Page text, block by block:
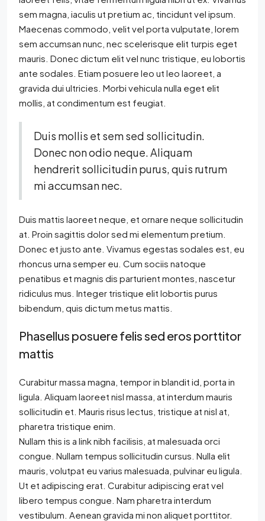
sem magna, iaculis ut pretium ac, tincidunt vel ipsum.
Maecenas commodo, velit vel porta vulputate, lorem
sem accumsan nunc, nec scelerisque elit turpis eget
mauris. Donec dictum elit vel nunc tristique, eu lobortis
ante sodales. Etiam posuere leo ut leo laoreet, a
gravida dui ultricies. Morbi vehicula nulla eget elit
mollis, at condimentum est feugiat.
Duis mollis et sem sed sollicitudin.
Donec non odio neque. Aliquam
hendrerit sollicitudin purus, quis rutrum
mi accumsan nec.
Duis mattis laoreet neque, et ornare neque sollicitudin
at. Proin sagittis dolor sed mi elementum pretium.
Donec et justo ante. Vivamus egestas sodales est, eu
rhoncus urna semper eu. Cum sociis natoque
penatibus et magnis dis parturient montes, nascetur
ridiculus mus. Integer tristique elit lobortis purus
bibendum, quis dictum metus mattis.
Phasellus posuere felis sed eros porttitor
mattis
Curabitur massa magna, tempor in blandit id, porta in
ligula. Aliquam laoreet nisl massa, at interdum mauris
sollicitudin et. Mauris risus lectus, tristique at nisl at,
pharetra tristique enim.
Nullam this is a link nibh facilisis, at malesuada orci
congue. Nullam tempus sollicitudin cursus. Nulla elit
mauris, volutpat eu varius malesuada, pulvinar eu ligula.
Ut et adipiscing erat. Curabitur adipiscing erat vel
libero tempus congue. Nam pharetra interdum
vestibulum. Aenean gravida mi non aliquet porttitor.